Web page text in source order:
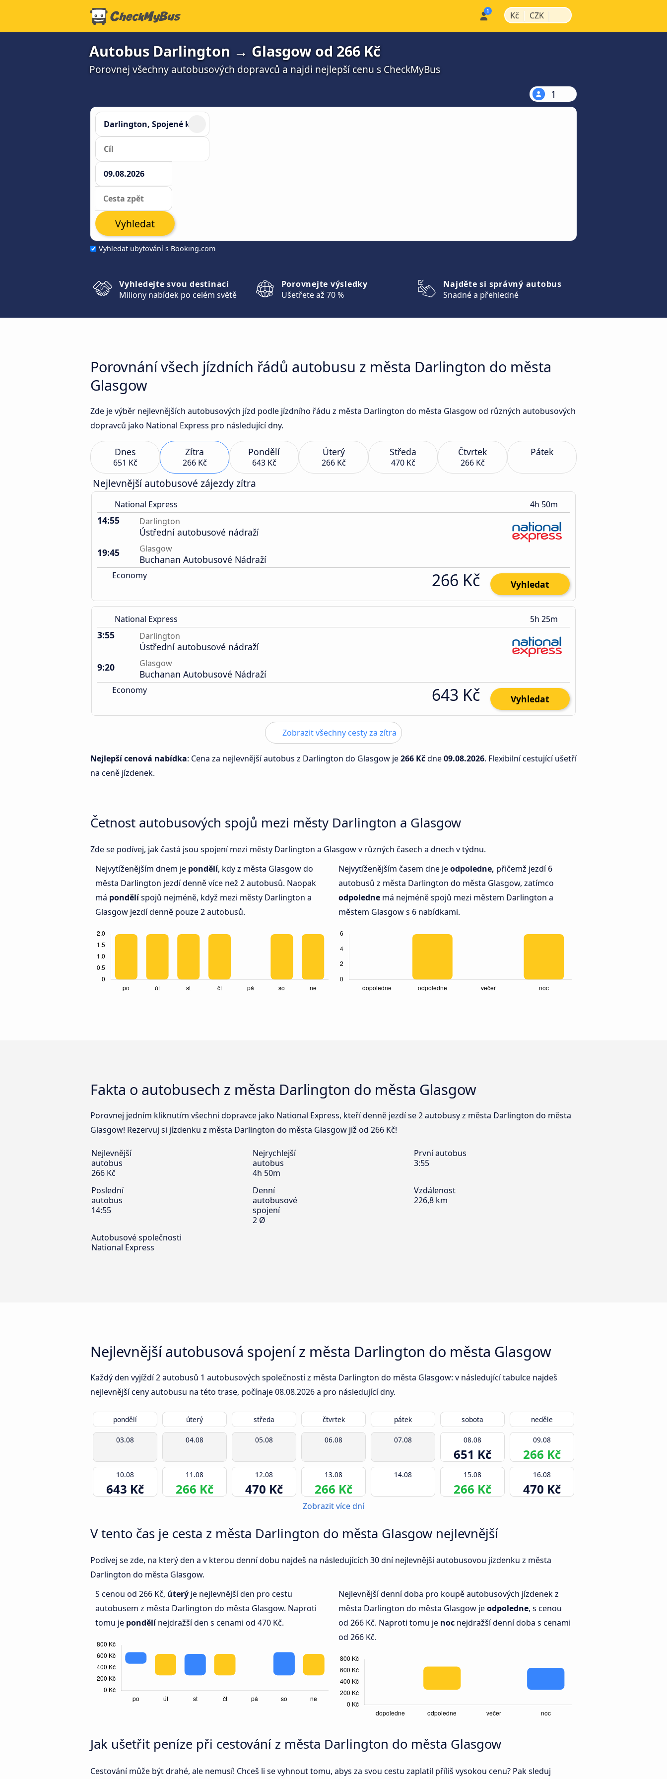
Kč | CZK |
Autobus Darlington → Glasgow od 266 Kč
Porovnej všechny autobusových dopravců a najdi nejlepší cenu s CheckMyBus
1
Vyhledat ubytování s Booking.com
Vyhledat
Vyhledejte svou destinaci
Miliony nabídek po celém světě
Porovnejte výsledky
Ušetřete až 70 %
Najděte si správný autobus
Snadné a přehledné
Porovnání všech jízdních řádů autobusu z města Darlington do města
Glasgow
Zde je výběr nejlevnějších autobusových jízd podle jízdního řádu z města Darlington do města Glasgow od různých autobusových
dopravců jako National Express pro následující dny.
Dnes
651 Kč
Zítra
266 Kč
Pondělí
643 Kč
Úterý
266 Kč
Středa
470 Kč
Čtvrtek
266 Kč
Pátek
Nejlevnější autobusové zájezdy zítra
National Express 4h 50m
14:55 Darlington
Ústřední autobusové nádraží
19:45
Glasgow
Buchanan Autobusové Nádraží
Economy 266 Kč Vyhledat
National Express 5h 25m
3:55 Darlington
Ústřední autobusové nádraží
9:20
Glasgow
Buchanan Autobusové Nádraží
Economy 643 Kč Vyhledat
Zobrazit všechny cesty za zítra
Nejlepší cenová nabídka: Cena za nejlevnější autobus z Darlington do Glasgow je266 Kčdne09.08.2026. Flexibilní cestující ušetří
na ceně jízdenek.
Četnost autobusových spojů mezi městy Darlington a Glasgow
Zde se podívej, jak častá jsou spojení mezi městy Darlington a Glasgow v různých časech a dnech v týdnu.
Nejvytíženějším dnem je pondělí, kdy z města Glasgow do
města Darlington jezdí denně více než 2 autobusů. Naopak
má pondělíspojů nejméně, když mezi městy Darlington a
Glasgow jezdí denně pouze 2 autobusů.
Nejvytíženějším časem dne jeodpoledne, přičemž jezdí 6
autobusů z města Darlington do města Glasgow, zatímco
odpoledne má nejméně spojů mezi městem Darlington a
městem Glasgow s 6 nabídkami.
Fakta o autobusech z města Darlington do města Glasgow
Porovnej jedním kliknutím všechni dopravce jako National Express, kteří denně jezdí se 2 autobusy z města Darlington do města
Glasgow! Rezervuj si jízdenku z města Darlington do města Glasgow již od 266 Kč!
Nejlevnější
autobus
266 Kč
Nejrychlejší
autobus
4h 50m
První autobus
3:55
Poslední
autobus
14:55
Denní
autobusové
spojení
2 Ø
Vzdálenost
226,8 km
Autobusové společnosti
National Express
Nejlevnější autobusová spojení z města Darlington do města Glasgow
Každý den vyjíždí 2 autobusů 1 autobusových společností z města Darlington do města Glasgow: v následující tabulce najdeš
nejlevnější ceny autobusu na této trase, počínaje08.08.2026a pro následující dny.
pondělí úterý středa čtvrtek pátek sobota neděle
03.08 04.08 05.08 06.08 07.08 08.08
651 Kč
09.08
266 Kč
10.08
643 Kč
11.08
266 Kč
12.08
470 Kč
13.08
266 Kč
14.08 15.08
266 Kč
16.08
470 Kč
Zobrazit více dní
V tento čas je cesta z města Darlington do města Glasgow nejlevnější
Podívej se zde, na který den a v kterou denní dobu najdeš na následujících 30 dní nejlevnější autobusovou jízdenku z města
Darlington do města Glasgow.
S cenou od 266 Kč, úterý je nejlevnější den pro cestu
autobusem z města Darlington do města Glasgow. Naproti
tomu je pondělínejdražší den s cenami od 470 Kč.
Nejlevnější denní doba pro koupě autobusových jízdenek z
města Darlington do města Glasgow jeodpoledne, s cenou
od 266 Kč. Naproti tomu je noc nejdražší denní doba s cenami
od 266 Kč.
Jak ušetřit peníze při cestování z města Darlington do města Glasgow
Cestování může být drahé, ale nemusí! Chceš li se vyhnout tomu, abys za svou cestu zaplatil příliš vysokou cenu? Pak sleduj